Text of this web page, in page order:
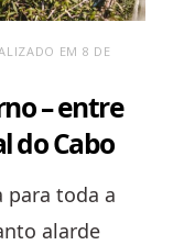
EM 8 DE
– entre
do Cabo
para toda a
alarde